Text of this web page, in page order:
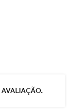
AVALIAÇÃO.